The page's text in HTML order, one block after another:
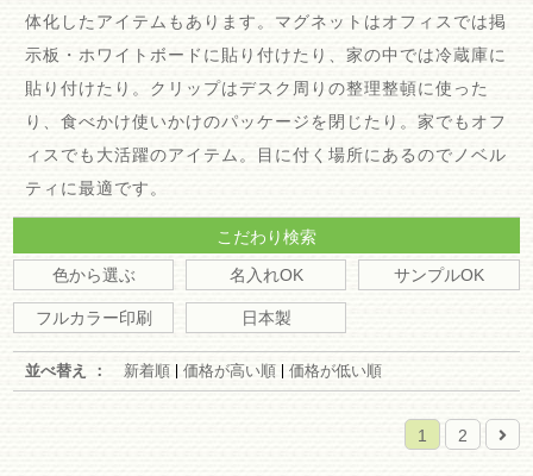
体化したアイテムもあります。マグネットはオフィスでは掲
示板・ホワイトボードに貼り付けたり、家の中では冷蔵庫に
貼り付けたり。クリップはデスク周りの整理整頓に使った
り、食べかけ使いかけのパッケージを閉じたり。家でもオフ
ィスでも大活躍のアイテム。目に付く場所にあるのでノベル
ティに最適です。
こだわり検索
色から選ぶ
名入れOK サンプルOK
フルカラー印刷 日本製
並べ替え ： 新着順 価格が高い順 価格が低い順
1 2